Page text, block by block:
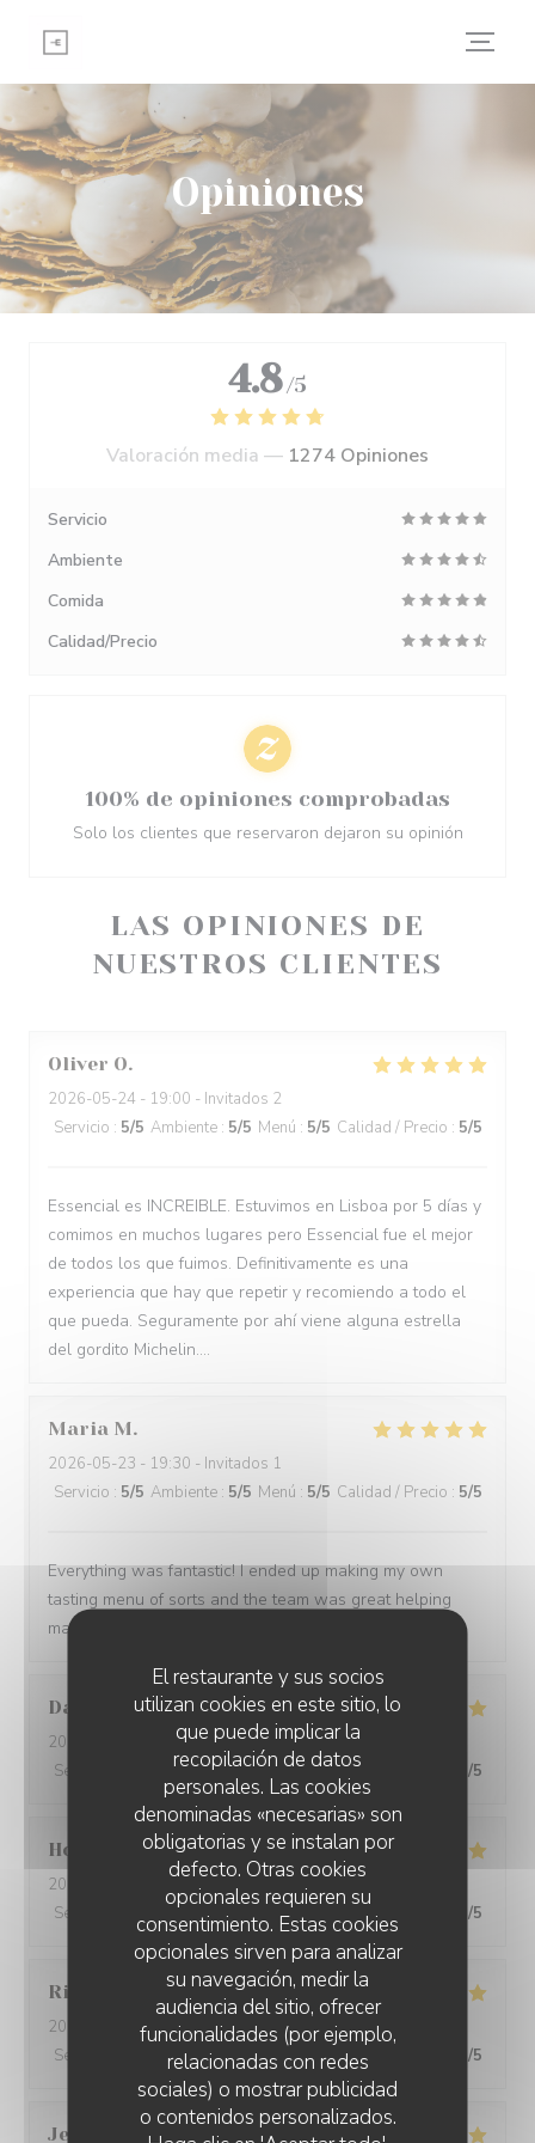
El restaurante y sus socios
utilizan cookies en este sitio, lo
que puede implicar la
recopilación de datos
personales. Las cookies
denominadas «necesarias» son
obligatorias y se instalan por
defecto. Otras cookies
opcionales requieren su
consentimiento. Estas cookies
opcionales sirven para analizar
su navegación, medir la
audiencia del sitio, ofrecer
funcionalidades (por ejemplo,
relacionadas con redes
sociales) o mostrar publicidad
o contenidos personalizados.
Opiniones
LAS OPINIONES DE
NUESTROS CLIENTES
Oliver O
2026-05-24 - 19:00 - Invitados 2
Servicio : 5/5 Ambiente : 5/5 Menú : 5/5 Calidad / Precio : 5/5
Essencial es INCREIBLE. Estuvimos en Lisboa por 5 días y
comimos en muchos lugares pero Essencial fue el mejor
de todos los que fuimos. Definitivamente es una
experiencia que hay que repetir y recomiendo a todo el
que pueda. Seguramente por ahí viene alguna estrella
del gordito Michelin....
Maria M
2026-05-23 - 19:30 - Invitados 1
Servicio : 5/5 Ambiente : 5/5 Menú : 5/5 Calidad / Precio : 5/5
Everything was fantastic! I ended up making my own
tasting menu of sorts and the team was great helping
making a wine paring for each course.
David
2026-05-28
- 19:15 - Invitados 7
Servicio
Ambiente: 5/5 Menú: 5/5 Calidad / Precio /5
Ho Fung T
2026-05-24
- 19:30 - Invitados 2
Servicio
Ambiente Menú : Calidad / Precio /5
Riccardo
2026-05-25
- 21:45 - Invitados 2
Servicio
Ambiente: 4/5 Menú:5 /5 Calidad / Precio /5
Jenny
4.8 /5
Valoración media — 1274 Opiniones
Servicio
Ambiente
Comida
Calidad/Precio
100% de opiniones comprobadas
Solo los clientes que reservaron dejaron su opinión